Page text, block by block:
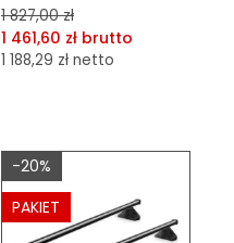
1 827,00 zł
1 461,60 zł brutto
1 188,29 zł netto
Do koszyka
-20%
PAKIET